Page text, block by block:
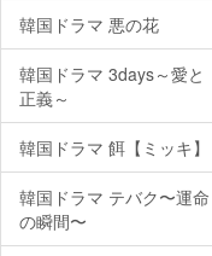
韓国ドラマ 悪の花
韓国ドラマ 3days～愛と
正義～
韓国ドラマ 餌【ミッキ】
韓国ドラマ テバク〜運命
の瞬間〜